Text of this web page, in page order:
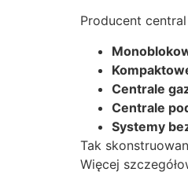
Producent
Centrale
Centrale
Systemy
Tak
Więcej